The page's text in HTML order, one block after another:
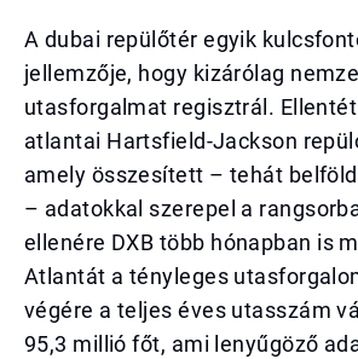
A dubai repülőtér egyik
jellemzője, hogy kizárólag
utasforgalmat regisztrál.
atlantai Hartsfield-Jackson
amely összesített – tehát
– adatokkal szerepel a
ellenére DXB több hónapban is
Atlantát a tényleges
végére a teljes éves utasszám
95,3 millió főt, ami lenyűgöző